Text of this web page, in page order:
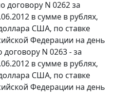
договору N 0262 за
в сумме в рублях,
США, по ставке
Федерации на день
N 0263 - за
в сумме в рублях,
США, по ставке
Федерации на день